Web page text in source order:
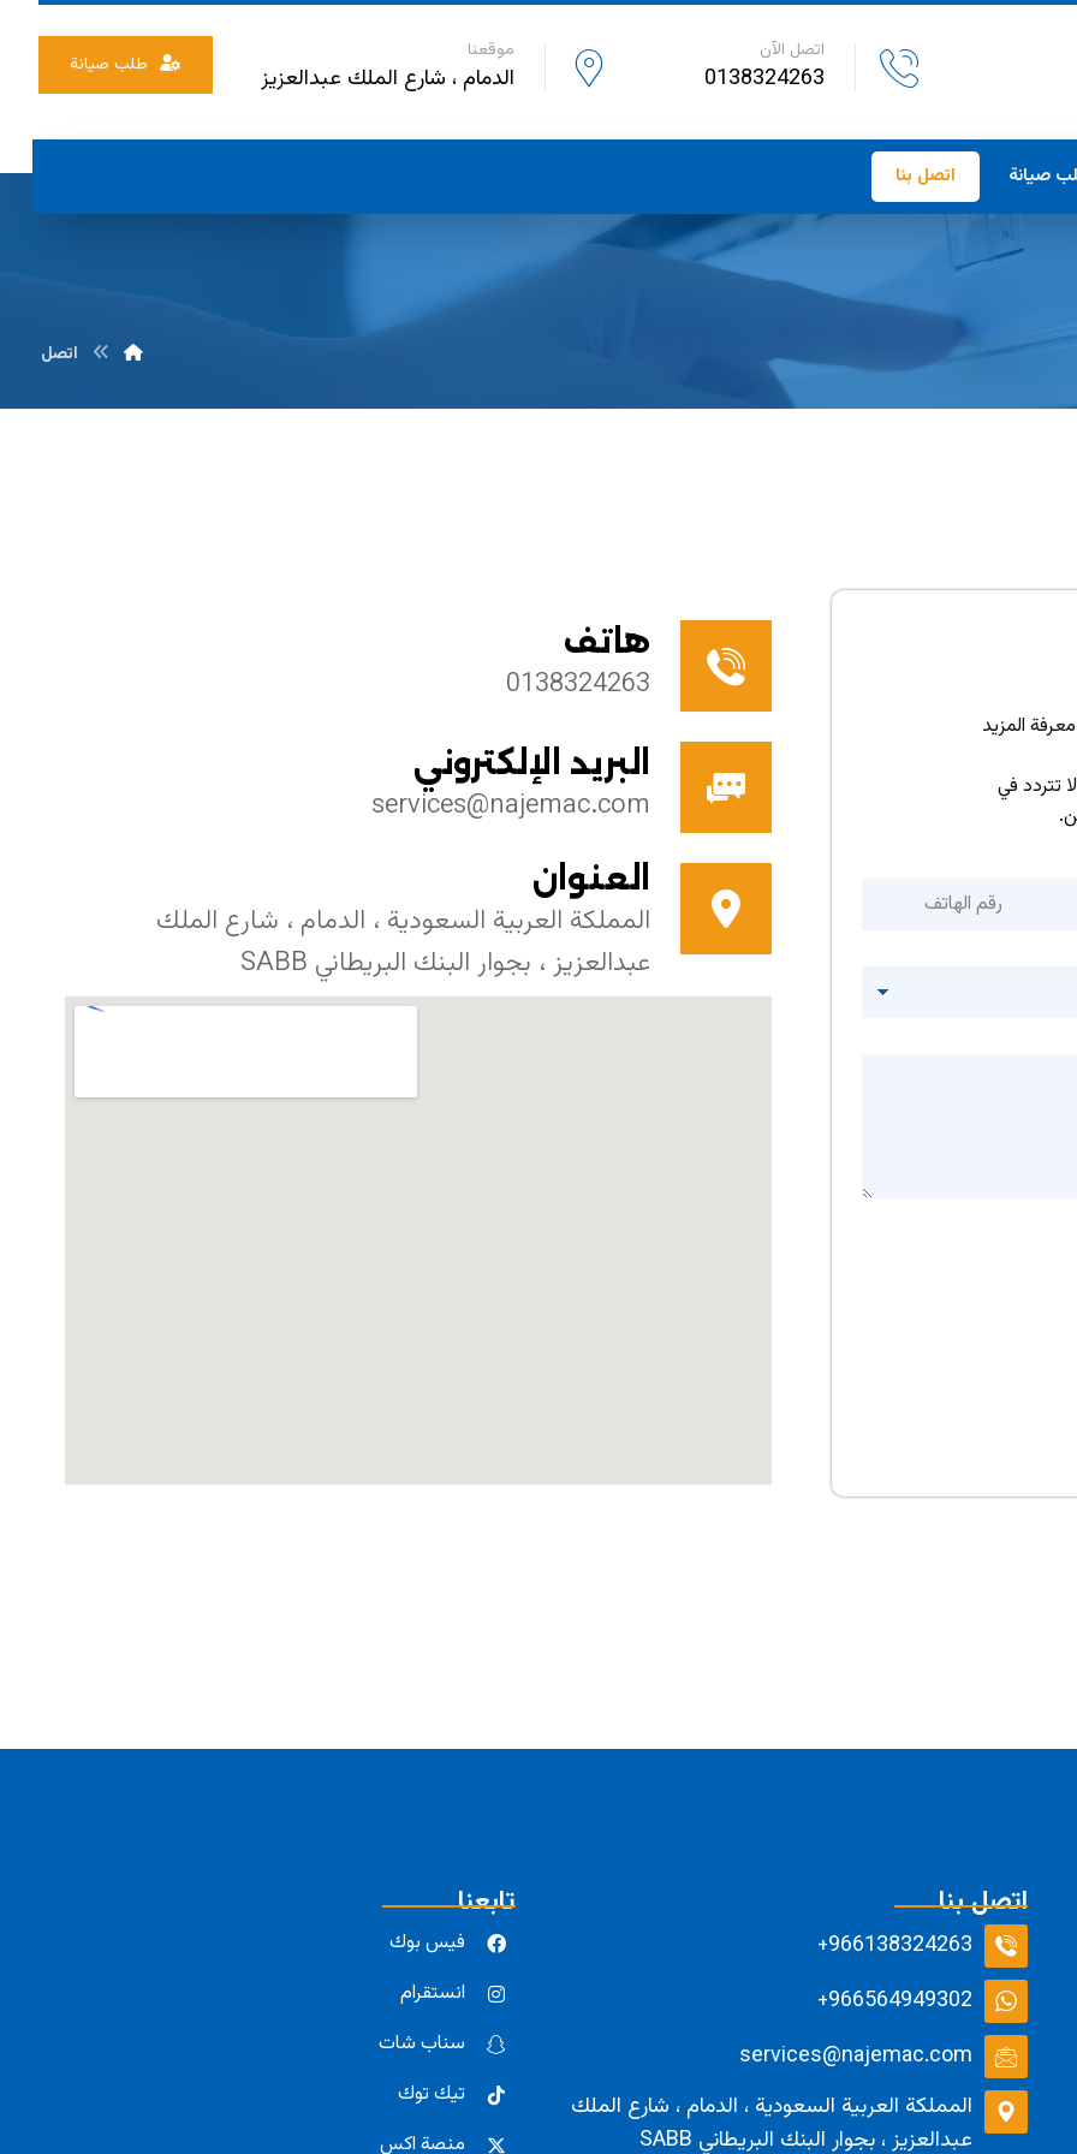
طلب صيانة
موقعنا
الدمام ، شارع الملك عبدالعزيز
اتصل الآن
0138324263
صيانة اتصل بنا
اتصل
المزيد
تتردد في
هاتف
0138324263
البريد الإلكتروني
services@najemac.com
العنوان
المملكة العربية السعودية ، الدمام ، شارع الملك
عبدالعزيز ، بجوار البنك البريطاني SABB
اتصل بنا
966138324263+
966564949302+
services@najemac.com
المملكة العربية السعودية ، الدمام ، شارع الملك
عبدالعزيز ، بجوار البنك البريطاني SABB
تابعنا
فيس بوك
انستقرام
سناب شات
تيك توك
منصة اكس